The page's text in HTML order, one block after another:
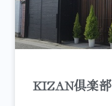
KIZAN倶楽部